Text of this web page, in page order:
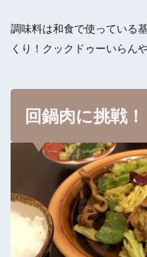
調味料は和食で使っている
くり！クックドゥーいらん
回鍋肉に挑戦！